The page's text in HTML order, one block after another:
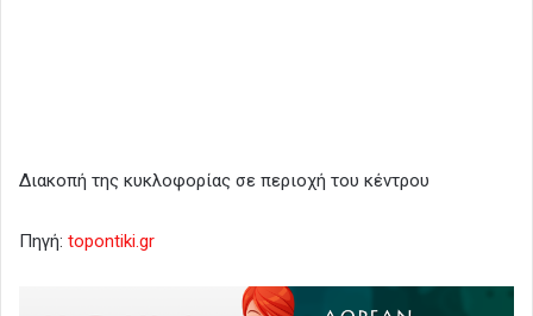
Διακοπή της κυκλοφορίας σε περιοχή του κέντρου
Πηγή: topontiki.gr